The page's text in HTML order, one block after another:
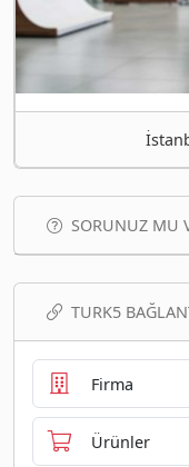
SORUNUZ MU
TURK5
Firma
Ürünler